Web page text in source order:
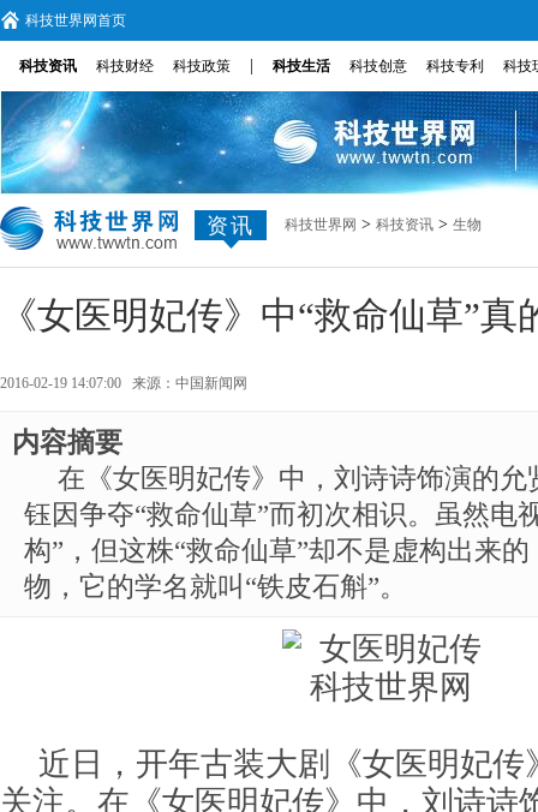
科技世界网首页
科技资讯 科技财经 科技政策 科技生活 科技创意 科技专利 科技
资讯 科技世界网 > 科技资讯 > 生物
《女医明妃传》中“救命仙草”真
2016-02-19 14:07:00 来源： 中国新闻网
内容摘要
在《女医明妃传》中，刘诗诗饰演的
钰因争夺“救命仙草”而初次相识。虽然电
构”，但这株“救命仙草”却不是虚构出来
物，它的学名就叫“铁皮石斛”。
近日，开年古装大剧《女医明妃传
关注。在《女医明妃传》中，刘诗诗